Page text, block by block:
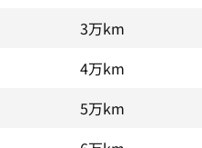
3万km
4万km
5万km